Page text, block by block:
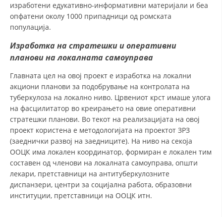
изработени едукативно-информативни материјали и беа
опфатени околу 1000 припадници од ромската
популација.
Изработка на стратешки и оперативни
планови на локалната самоуправа
Главната цел на овој проект е изработка на локални
акциони планови за подобрување на контролата на
туберкулоза на локално ниво. Црвениот крст имаше улога
на фасцилитатор во креирањето на овие оперативни
стратешки планови. Во текот на реализацијата на овој
проект користена е методологијата на проектот ЗРЗ
(заеднички развој на заедниците). На ниво на секоја
ООЦК има локален координатор, формиран е локален тим
составен од членови на локалната самоуправа, општи
лекари, претставници на антитуберкулозните
диспанзери, центри за социјална работа, образовни
институции, претставници на ООЦК итн.